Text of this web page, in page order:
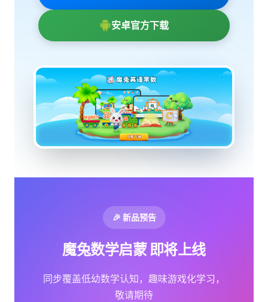
安卓官方下载
🎉 新品预告
魔兔数学启蒙 即将上线
同步覆盖低幼数学认知，趣味游戏化学习，
敬请期待